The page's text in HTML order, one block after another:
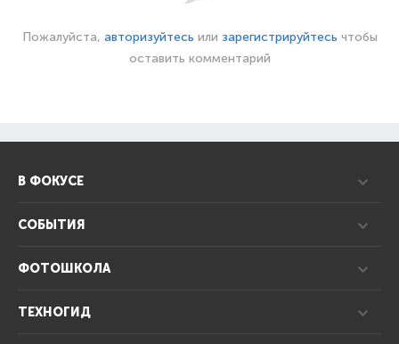
Пожалуйста, авторизуйтесь или зарегистрируйтесь чтобы
оставить комментарий
В ФОКУСЕ
СОБЫТИЯ
ФОТОШКОЛА
ТЕХНОГИД